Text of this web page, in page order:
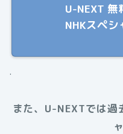
U-NEXT 無
NHKスペ
.
また、U-NEXTでは過